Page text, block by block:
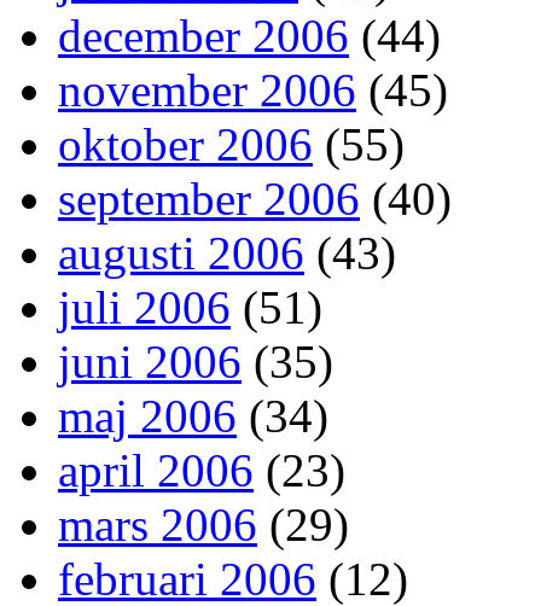
december 2006 (44)
november 2006 (45)
oktober 2006 (55)
september 2006 (40)
augusti 2006 (43)
juli 2006 (51)
juni 2006 (35)
maj 2006 (34)
april 2006 (23)
mars 2006 (29)
februari 2006 (12)